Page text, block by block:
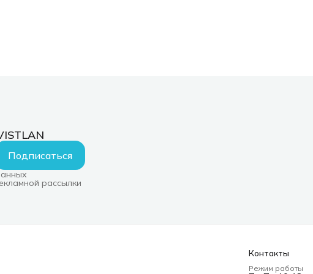
Подписаться
рассылки
Контакты
Режим работы